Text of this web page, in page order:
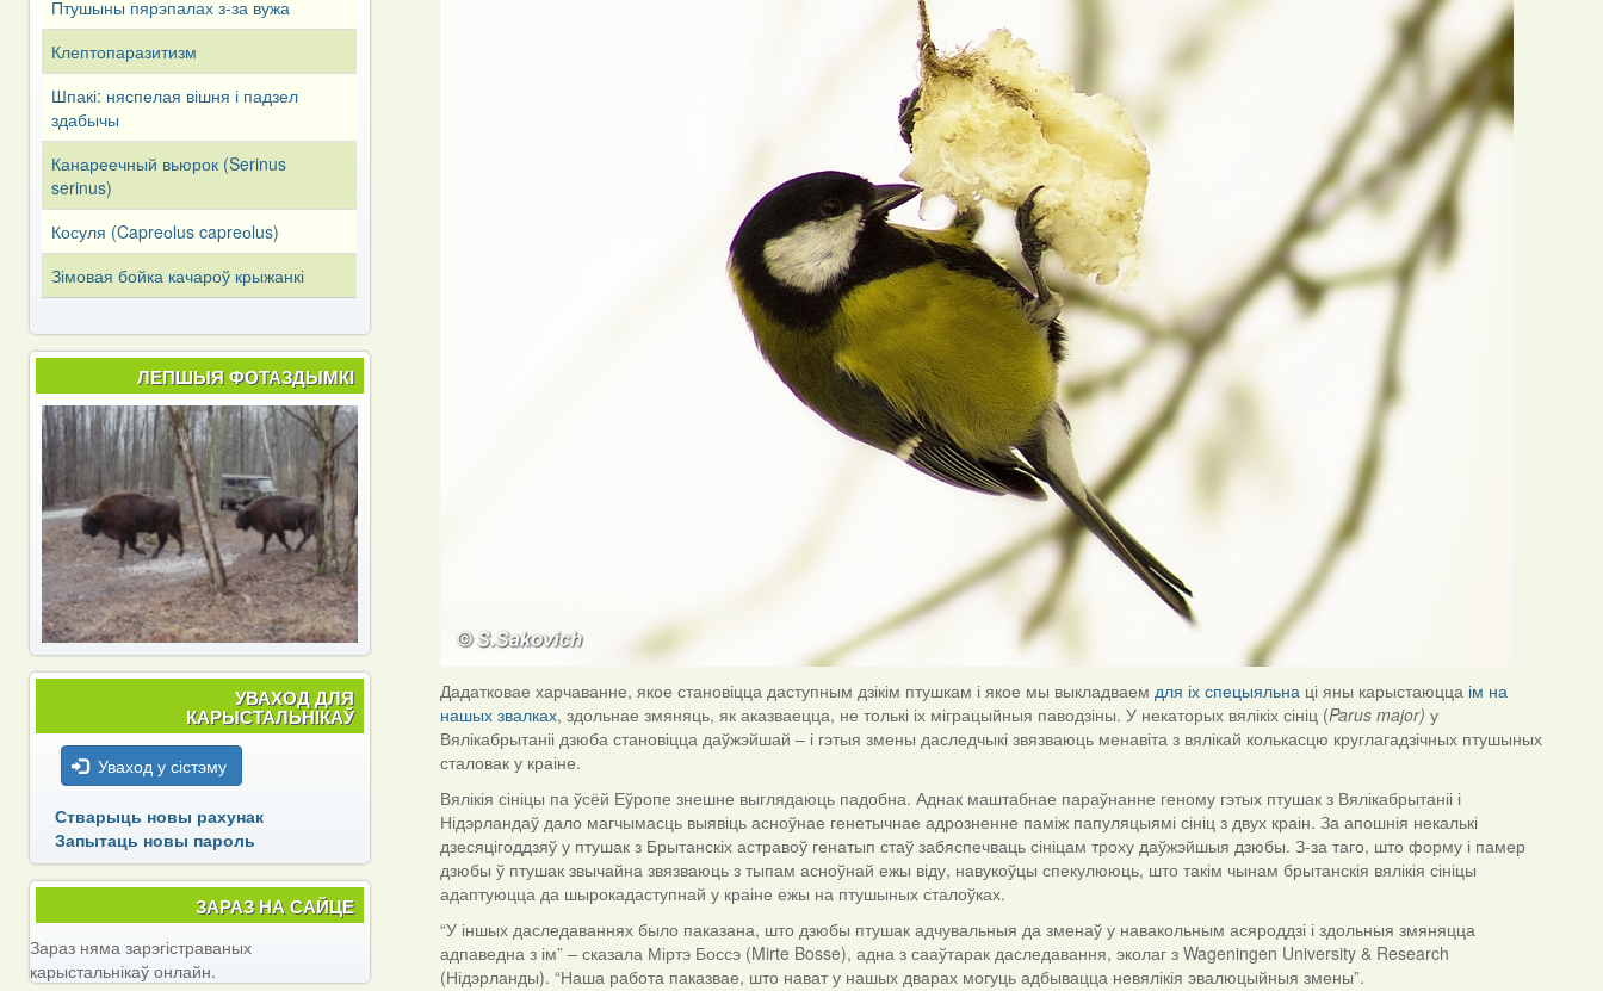
Дадатковае харчаванне, якое становіцца даступным дзікім птушкам і якое мы выкладваемдля іх спецыяльна ці яны карыстаюцца ім на
нашых звалках, здольнае змяняць, як аказваецца, не толькі іх міграцыйныя паводзіны. У некаторых вялікіх сініц (Parus major) у
Вялікабрытаніі дзюба становіцца даўжэйшай – і гэтыя змены даследчыкі звязваюць менавіта з вялікай колькасцю круглагадзічных птушыных
сталовак у краіне.
Вялікія сініцы па ўсёй Еўропе знешне выглядаюць падобна. Аднак маштабнае параўнанне геному гэтых птушак з Вялікабрытаніі і
Нідэрландаў дало магчымасць выявіць асноўнае генетычнае адрозненне паміж папуляцыямі сініц з двух краін. За апошнія некалькі
дзесяцігоддзяў у птушак з Брытанскіх астравоў генатып стаў забяспечваць сініцам троху даўжэйшыя дзюбы. З-за таго, што форму і памер
дзюбы ў птушак звычайна звязваюць з тыпам асноўнай ежы віду, навукоўцы спекулююць, што такім чынам брытанскія вялікія сініцы
адаптуюцца да шырокадаступнай у краіне ежы на птушыных сталоўках.
“У іншых даследаваннях было паказана, што дзюбы птушак адчувальныя да зменаў у навакольным асяроддзі і здольныя змяняцца
адпаведна з ім” – сказала Міртэ Боссэ (Mirte Bosse), адна з сааўтарак даследавання, эколаг з Wageningen University & Research
(Нідэрланды). “Наша работа паказвае, што нават у нашых дварах могуць адбывацца невялікія эвалюцыйныя змены”.
Птушыны пярэпалах з-за вужа
Клептопаразитизм
Шпакі: няспелая вішня і падзел
здабычы
Канареечный вьюрок (Serinus
serinus)
Косуля (Capreоlus capreоlus)
Зімовая бойка качароў крыжанкі
ЛЕПШЫЯ ФОТАЗДЫМКІ
УВАХОД ДЛЯ
КАРЫСТАЛЬНІКАЎ
Уваход у сістэму
Стварыць новы рахунак
Запытаць новы пароль
ЗАРАЗ НА САЙЦЕ
Зараз няма зарэгістраваных
карыстальнікаў онлайн.